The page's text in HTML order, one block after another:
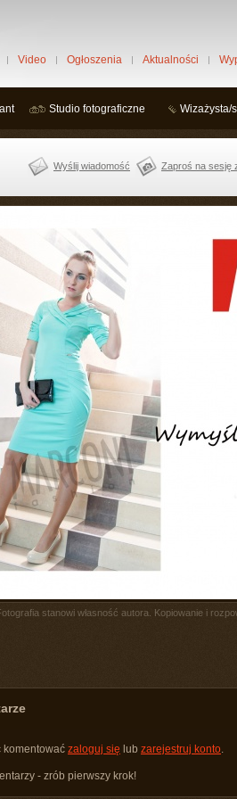
Video Ogłoszenia Aktualności
Studio fotograficzne Wizażysta/
Wyślij wiadomość Zaproś na sesję
stanowi własność autora. Kopiowanie i
komentować zaloguj się lub zarejestruj konto.
- zrób pierwszy krok!